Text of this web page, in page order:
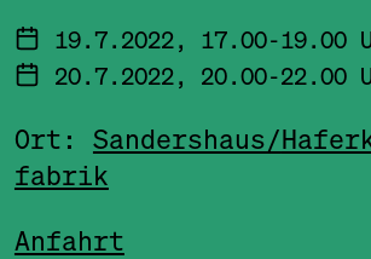
19.7.2022, 17.00-19.00
20.7.2022, 20.00-22.00
Ort: Sandershaus/
fabrik
Anfahrt